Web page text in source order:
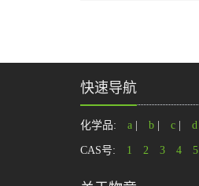
快速导航
化学品: a b c d
CAS号: 1 2 3 4 5